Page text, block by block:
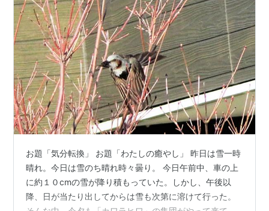
お題「気分転換」 お題「わたしの癒やし」 昨日は雪一時
晴れ。今日は雪のち晴れ時々曇り。 今日午前中、車の上
に約１０cmの雪が降り積もっていた。しかし、午後以
降、日が当たり出してからは雪も次第に溶けて行った。